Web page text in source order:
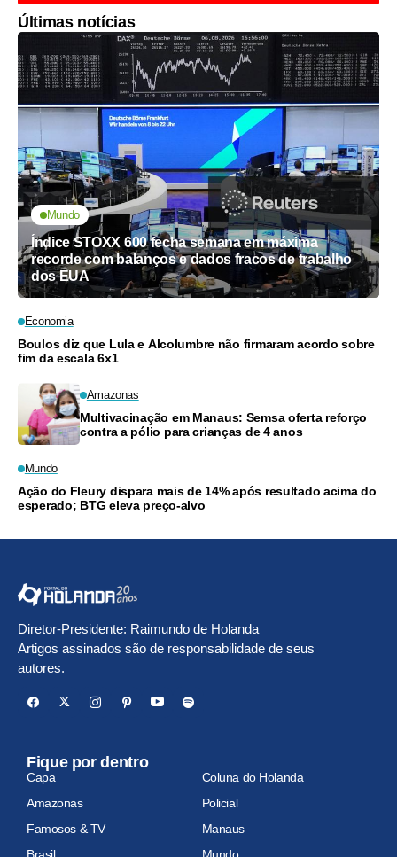
Últimas notícias
Mundo
Índice STOXX 600 fecha semana em máxima
recorde com balanços e dados fracos de trabalho
dos EUA
Economia
Boulos diz que Lula e Alcolumbre não firmaram acordo sobre
fim da escala 6x1
Amazonas
Multivacinação em Manaus: Semsa oferta reforço
contra a pólio para crianças de 4 anos
Mundo
Ação do Fleury dispara mais de 14% após resultado acima do
esperado; BTG eleva preço-alvo
Diretor-Presidente: Raimundo de Holanda
Artigos assinados são de responsabilidade de seus
autores.
Fique por dentro
Capa
Coluna do Holanda
Amazonas
Policial
Famosos & TV
Manaus